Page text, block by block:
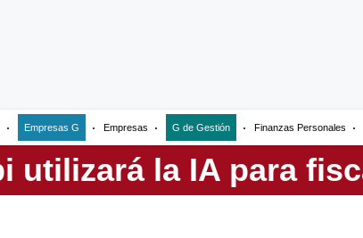
Empresas G Empresas G de Gestión Finanzas Personales